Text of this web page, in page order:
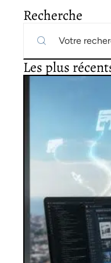
Recherche
Les plus